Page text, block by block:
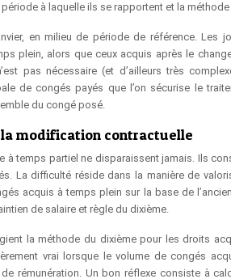
à laquelle ils se rapportent et la
en milieu de période de référence. Les
plein, alors que ceux acquis après le
pas nécessaire (et d’ailleurs très
de congés payés que l’on sécurise le
du congé posé.
modification contractuelle
temps partiel ne disparaissent jamais. Ils
La difficulté réside dans la manière de
acquis à temps plein sur la base de
de salaire et règle du dixième.
la méthode du dixième pour les droits
vrai lorsque le volume de congés
rémunération. Un bon réflexe consiste à